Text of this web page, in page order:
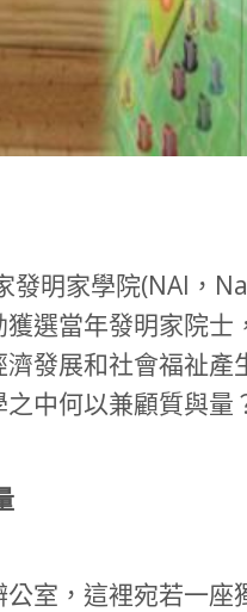
發明家學院(NAI，
選當年發明家院
發展和社會福祉
中何以兼顧質與量
室，這裡宛若一